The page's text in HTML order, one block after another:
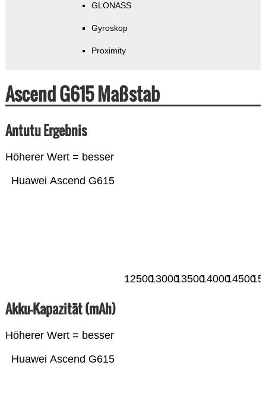
GLONASS
Gyroskop
Proximity
Ascend G615 Maßstab
Antutu Ergebnis
Höherer Wert = besser
Huawei Ascend G615
1250013000135001400014500
Akku-Kapazität (mAh)
Höherer Wert = besser
Huawei Ascend G615